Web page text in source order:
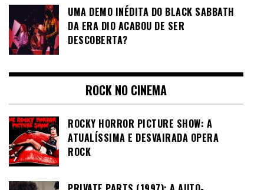
UMA DEMO INÉDITA DO BLACK SABBATH
DA ERA DIO ACABOU DE SER
DESCOBERTA?
ROCK NO CINEMA
ROCKY HORROR PICTURE SHOW: A
ATUALÍSSIMA E DESVAIRADA OPERA
ROCK